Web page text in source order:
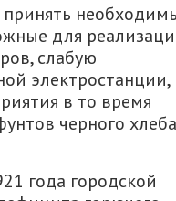
для
слабую
электростанции,
в то время
черного
года городской